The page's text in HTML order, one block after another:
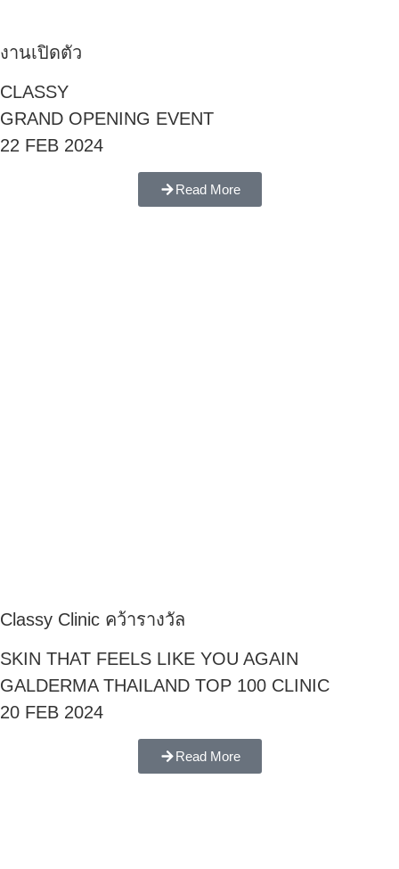
งานเปิดตัว
CLASSY
GRAND OPENING EVENT
22 FEB 2024
Read More
Classy Clinic คว้ารางวัล
SKIN THAT FEELS LIKE YOU AGAIN
GALDERMA THAILAND TOP 100 CLINIC
20 FEB 2024
Read More